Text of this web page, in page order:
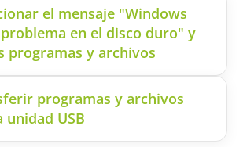
el mensaje "Windows
en el disco duro" y
programas y archivos
programas y archivos
unidad USB